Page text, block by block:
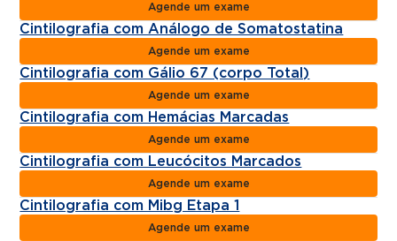
Agende um exame
Cintilografia com Análogo de Somatostatina
Agende um exame
Cintilografia com Gálio 67 (corpo Total)
Agende um exame
Cintilografia com Hemácias Marcadas
Agende um exame
Cintilografia com Leucócitos Marcados
Agende um exame
Cintilografia com Mibg Etapa 1
Agende um exame